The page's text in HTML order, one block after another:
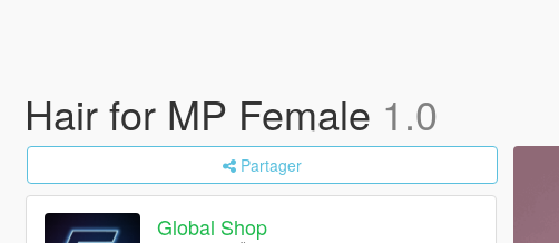
Hair for MP Female 1.0
Partager
Global Shop